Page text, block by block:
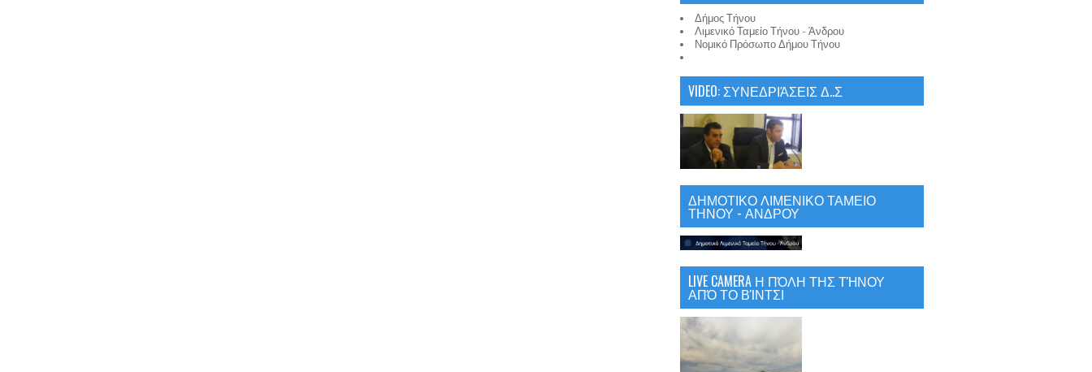
Δήμος Τήνου
Λιμενικό Ταμείο Τήνου - Άνδρου
Νομικό Πρόσωπο Δήμου Τήνου
VIDEO: ΣΥΝΕΔΡΙΆΣΕΙΣ Δ..Σ
ΔΗΜΟΤΙΚΟ ΛΙΜΕΝΙΚΟ ΤΑΜΕΙΟ
ΤΗΝΟΥ - ΑΝΔΡΟΥ
LIVE CAMERA Η ΠΌΛΗ ΤΗΣ ΤΉΝΟΥ
ΑΠΌ ΤΟ ΒΊΝΤΣΙ